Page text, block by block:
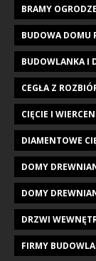
BRAMY
BUDOWA DOMU
BUDOWLANKA I
CEGŁA Z
CIĘCIE I
DIAMENTOWE
DOMY
DOMY
DRZWI
FIRMY